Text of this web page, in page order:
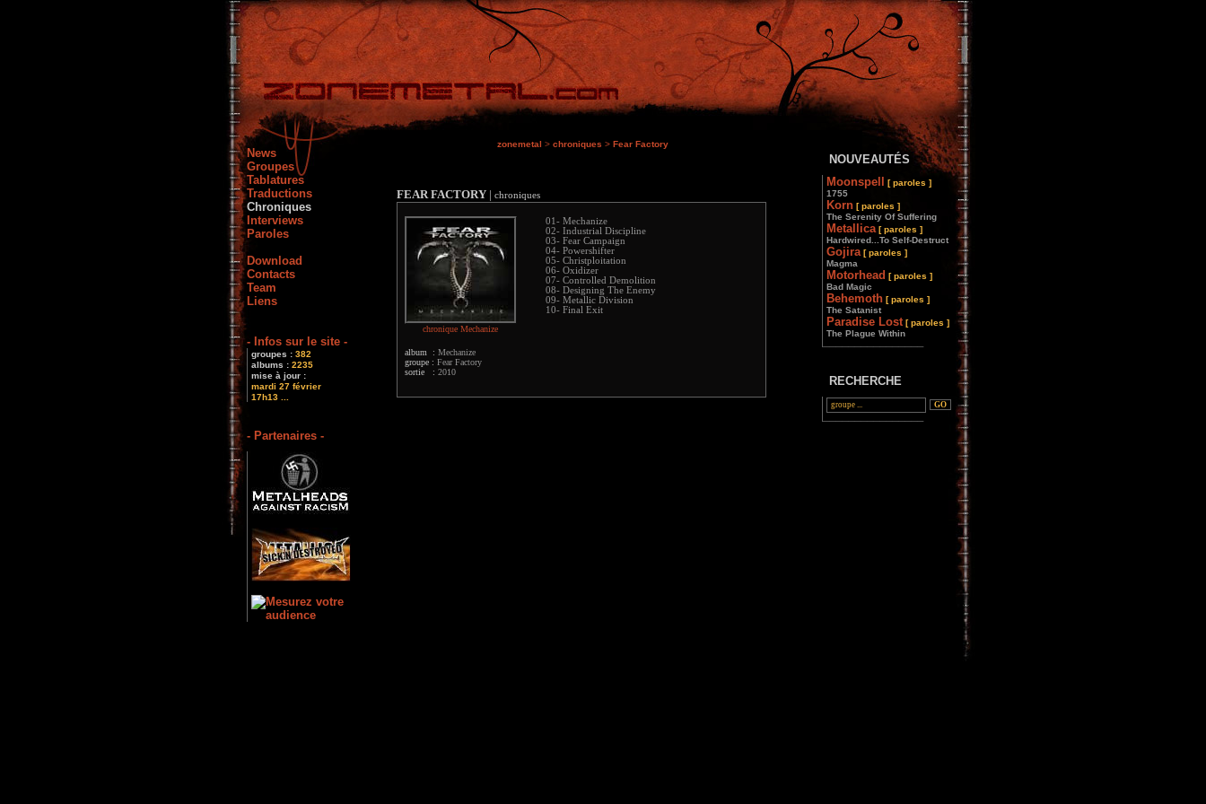
News
Groupes
Tablatures
Traductions
Chroniques
Interviews
Paroles
Download
Contacts
Team
Liens
- Infos sur le site -
groupes : 382
albums : 2235
mise à jour :
mardi 27 février
17h13 ...
- Partenaires -
zonemetal > chroniques > Fear Factory
FEAR FACTORY | chroniques
chronique Mechanize
album : Mechanize
groupe : Fear Factory
sortie : 2010
01- Mechanize
02- Industrial Discipline
03- Fear Campaign
04- Powershifter
05- Christploitation
06- Oxidizer
07- Controlled Demolition
08- Designing The Enemy
09- Metallic Division
10- Final Exit
NOUVEAUTÉS
Moonspell
[ paroles ]
1755
Korn [ paroles ]
The Serenity Of Suffering
Metallica [ paroles ]
Hardwired...To Self-Destruct
Gojira [ paroles ]
Magma
Motorhead [ paroles ]
Bad Magic
Behemoth [ paroles ]
The Satanist
Paradise Lost [ paroles ]
The Plague Within
________________
RECHERCHE
________________